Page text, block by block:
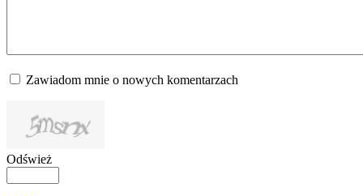
Zawiadom mnie o nowych komentarzach
Odśwież